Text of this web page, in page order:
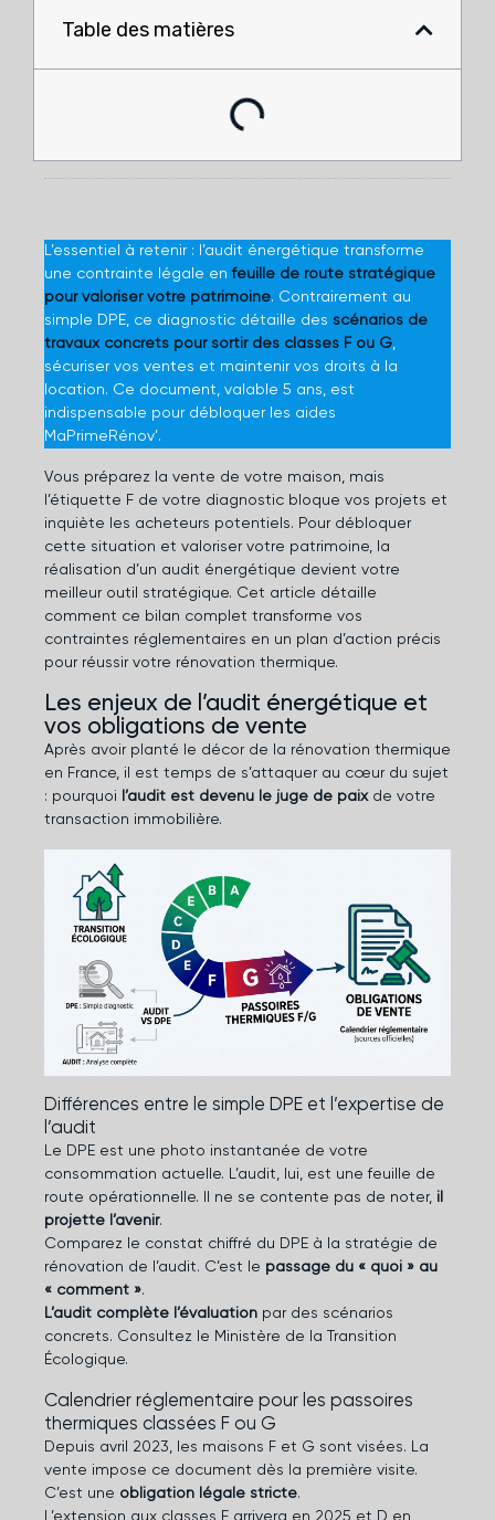
Table des matières
L’essentiel à retenir : l’audit énergétique transforme
une contrainte légale enfeuille de route stratégique
pour valoriser votre patrimoine. Contrairement au
simple DPE, ce diagnostic détaille des scénarios de
travaux concrets pour sortir des classes F ou G,
sécuriser vos ventes et maintenir vos droits à la
location. Ce document, valable 5 ans, est
indispensable pour débloquer les aides
MaPrimeRénov’.
Vous préparez la vente de votre maison, mais
l’étiquette F de votre diagnostic bloque vos projets et
inquiète les acheteurs potentiels. Pour débloquer
cette situation et valoriser votre patrimoine, la
réalisation d’un audit énergétique devient votre
meilleur outil stratégique. Cet article détaille
comment ce bilan complet transforme vos
contraintes réglementaires en un plan d’action précis
pour réussir votre rénovation thermique.
Les enjeux de l’audit énergétique et
vos obligations de vente
Après avoir planté le décor de la rénovation thermique
en France, il est temps de s’attaquer au cœur du sujet
: pourquoi l’audit est devenu le juge de paixde votre
transaction immobilière.
Différences entre le simple DPE et l’expertise de
l’audit
Le DPE est une photo instantanée de votre
consommation actuelle. L’audit, lui, est une feuille de
route opérationnelle. Il ne se contente pas de noter, il
projette l’avenir.
Comparez le constat chiffré du DPE à la stratégie de
rénovation de l’audit. C’est le passage du « quoi » au
« comment ».
L’audit complète l’évaluation par des scénarios
concrets. Consultez le Ministère de la Transition
Écologique.
Calendrier réglementaire pour les passoires
thermiques classées F ou G
Depuis avril 2023, les maisons F et G sont visées. La
vente impose ce document dès la première visite.
C’est une obligation légale stricte.